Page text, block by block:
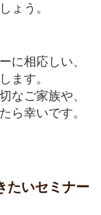
ょう。
に相応しい、
ます。
なご家族や、
ら幸いです。
たいセミナー